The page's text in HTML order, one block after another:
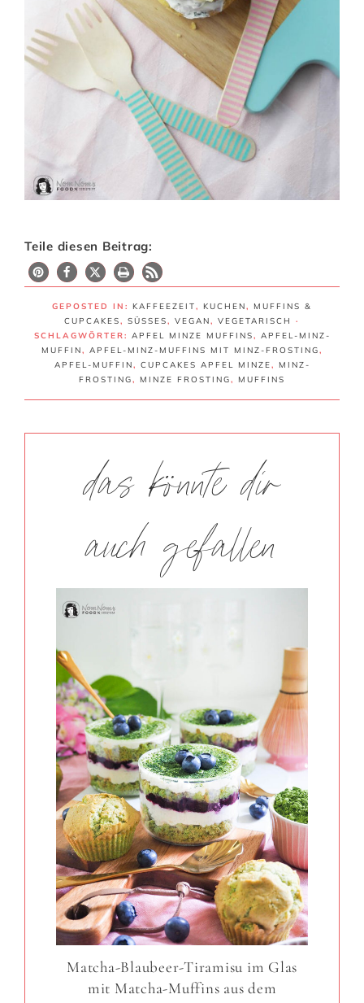
Teile diesen Beitrag:
50
GEPOSTED IN: KAFFEEZEIT, KUCHEN, MUFFINS &
CUPCAKES, SÜSSES , VEGAN, VEGETARISCH
·
SCHLAGWÖRTER: APFEL MINZE MUFFINS, APFEL-MINZ-
MUFFIN, APFEL-MINZ-MUFFINS MIT MINZ-FROSTING,
APFEL-MUFFIN, CUPCAKES APFEL MINZE,
MINZ-
FROSTING, MINZE FROSTING, MUFFINS
das könnte dir
auch gefallen
Matcha-Blaubeer-Tiramisu im Glas
mit Matcha-Muffins aus dem